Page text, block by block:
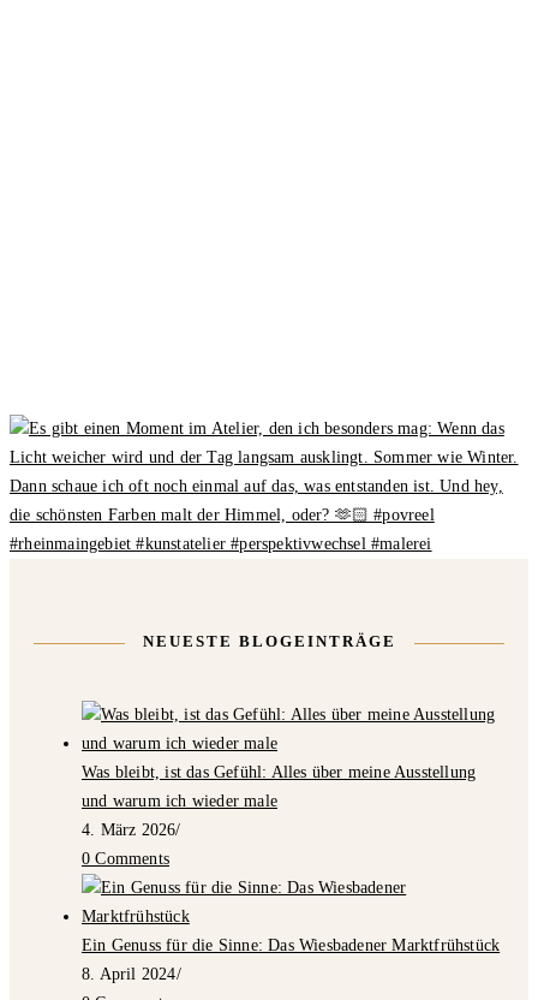
NEUESTE BLOGEINTRÄGE
Was bleibt, ist das Gefühl: Alles über meine Ausstellung
und warum ich wieder male
4. März 2026/
0 Comments
Ein Genuss für die Sinne: Das Wiesbadener Marktfrühstück
8. April 2024/